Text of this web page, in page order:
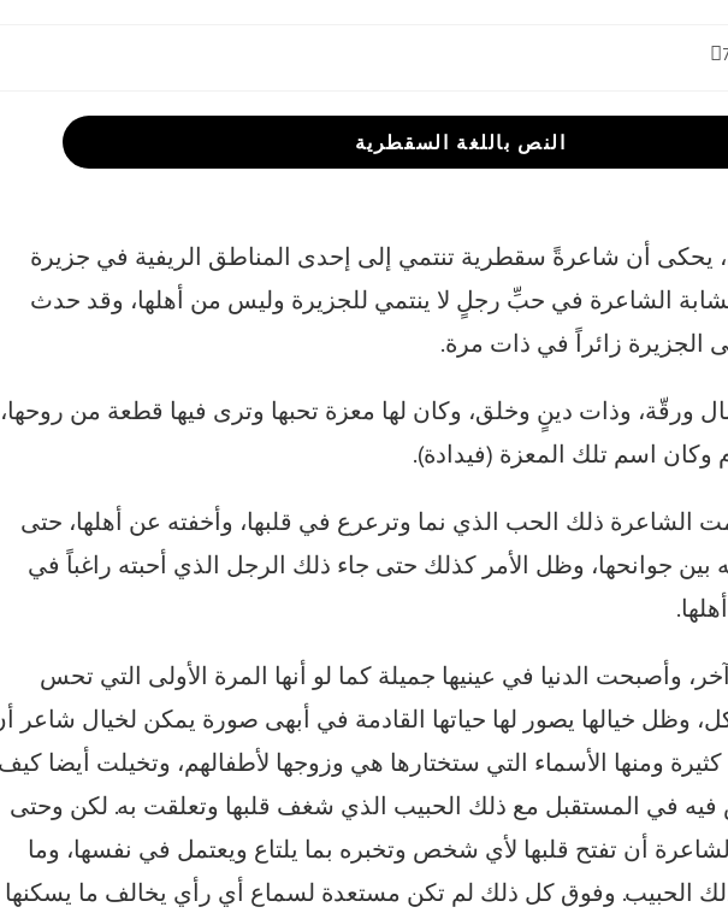
النص باللغة السقطرية
يحكى أن شاعرةً سقطرية تنتمي إلى إحدى المناطق الريفية في جزيرة
الشاعرة في حبِّ رجلٍ لا ينتمي للجزيرة وليس من أهلها، وقد حدث
الجزيرة زائراً في ذات مرة.
ورقّة، وذات دينٍ وخلق، وكان لها معزة تحبها وترى فيها قطعة من روحها،
وكان اسم تلك المعزة (فيدادة).
الشاعرة ذلك الحب الذي نما وترعرع في قلبها، وأخفته عن أهلها، حتى
بين جوانحها، وظل الأمر كذلك حتى جاء ذلك الرجل الذي أحبته راغباً في
وأصبحت الدنيا في عينيها جميلة كما لو أنها المرة الأولى التي تحس
وظل خيالها يصور لها حياتها القادمة في أبهى صورة يمكن لخيال شاعر
ومنها الأسماء التي ستختارها هي وزوجها لأطفالهم، وتخيلت أيضا
في المستقبل مع ذلك الحبيب الذي شغف قلبها وتعلقت به. لكن وحتى
أن تفتح قلبها لأي شخص وتخبره بما يلتاع ويعتمل في نفسها، وما
الحبيب. وفوق كل ذلك لم تكن مستعدة لسماع أي رأي يخالف ما يسكنها